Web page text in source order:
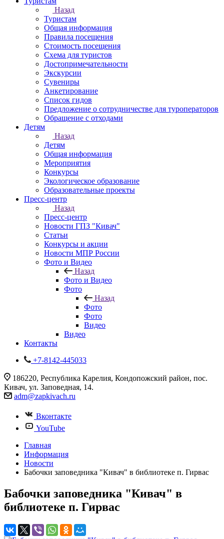
Назад
Туристам
Общая информация
Правила посещения
Стоимость посещения
Схема для туристов
Достопримечательности
Экскурсии
Сувениры
Анкетирование
Список гидов
Предложение о сотрудничестве для туроператоров
Обращение с отходами
Детям
Назад
Детям
Общая информация
Мероприятия
Конкурсы
Экологическое образование
Образовательные проекты
Пресс-центр
Назад
Пресс-центр
Новости ГПЗ "Кивач"
Статьи
Конкурсы и акции
Новости МПР России
Фото и Видео
Назад
Фото и Видео
Фото
Назад
Фото
Фото
Видео
Видео
Контакты
+7-8142-445033
186220, Республика Карелия, Кондопожский район, пос.
Кивач, ул. Заповедная, 14.
adm@zapkivach.ru
Вконтакте
YouTube
Главная
Информация
Новости
Бабочки заповедника "Кивач" в библиотеке п. Гирвас
Бабочки заповедника "Кивач" в
библиотеке п. Гирвас